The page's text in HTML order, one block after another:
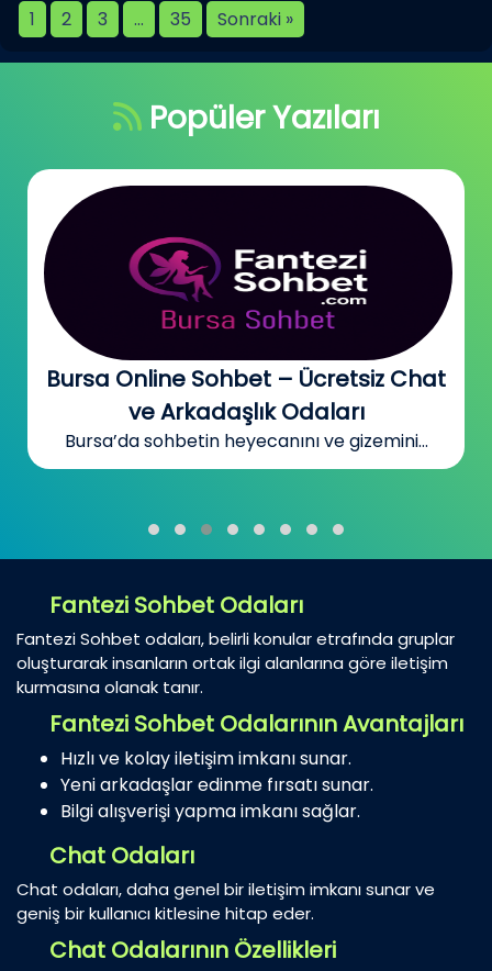
1 2 3 … 35 Sonraki »
Popüler Yazıları
Bursa Online Sohbet – Ücretsiz Chat
ve Arkadaşlık Odaları
Bursa’da sohbetin heyecanını ve gizemini...
Fantezi Sohbet Odaları
Fantezi Sohbet odaları, belirli konular etrafında gruplar
oluşturarak insanların ortak ilgi alanlarına göre iletişim
kurmasına olanak tanır.
Fantezi Sohbet Odalarının Avantajları
Hızlı ve kolay iletişim imkanı sunar.
Yeni arkadaşlar edinme fırsatı sunar.
Bilgi alışverişi yapma imkanı sağlar.
Chat Odaları
Chat odaları, daha genel bir iletişim imkanı sunar ve
geniş bir kullanıcı kitlesine hitap eder.
Chat Odalarının Özellikleri